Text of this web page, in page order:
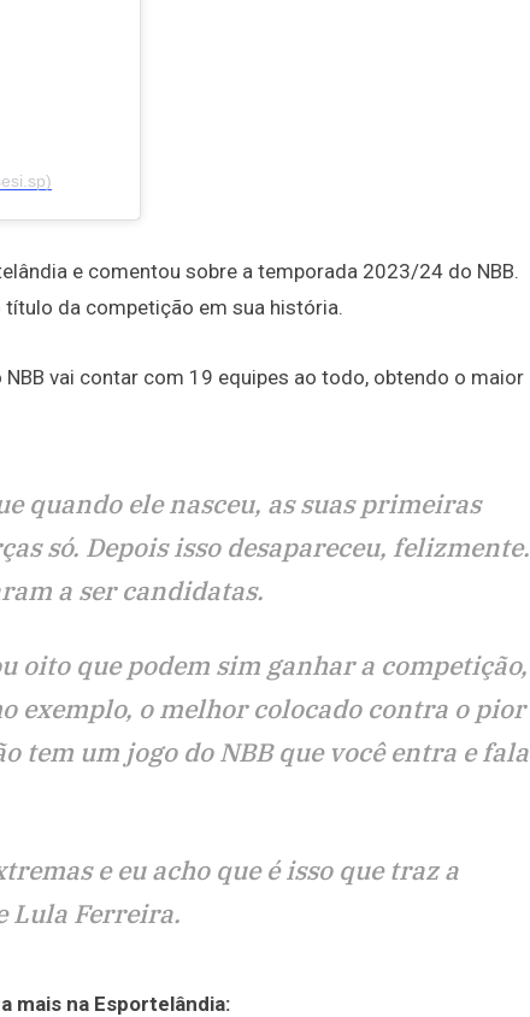
e comentou sobre a temporada 2023/24 do NBB.
título da competição em sua história.
vai contar com 19 equipes ao todo, obtendo o maior
quando ele nasceu, as suas primeiras
só. Depois isso desapareceu, felizmente.
a ser candidatas.
oito que podem sim ganhar a competição,
exemplo, o melhor colocado contra o pior
tem um jogo do NBB que você entra e fala
e eu acho que é isso que traz a
Lula Ferreira.
mais na Esportelândia: